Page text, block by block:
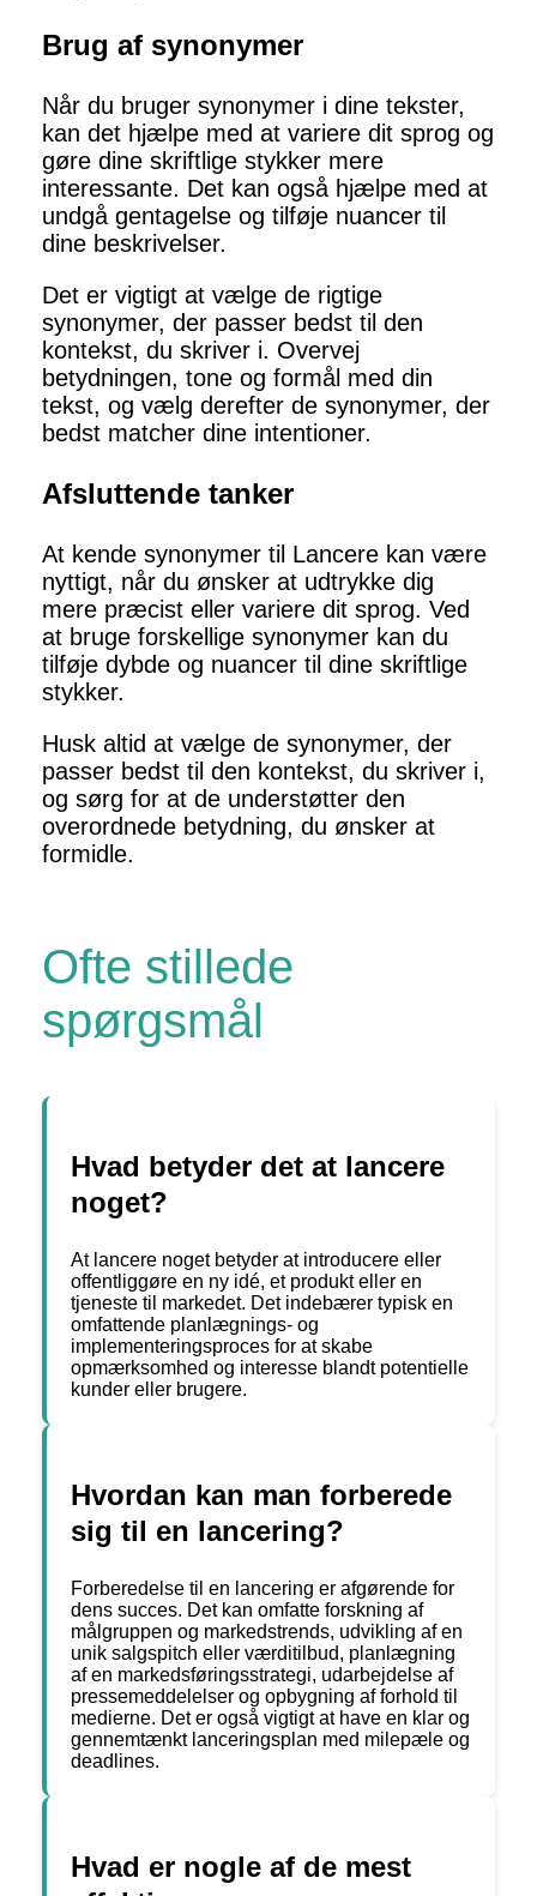
Brug af synonymer
Når du bruger synonymer i dine tekster,
kan det hjælpe med at variere dit sprog og
gøre dine skriftlige stykker mere
interessante. Det kan også hjælpe med at
undgå gentagelse og tilføje nuancer til
dine beskrivelser.
Det er vigtigt at vælge de rigtige
synonymer, der passer bedst til den
kontekst, du skriver i. Overvej
betydningen, tone og formål med din
tekst, og vælg derefter de synonymer, der
bedst matcher dine intentioner.
Afsluttende tanker
At kende synonymer til Lancere kan være
nyttigt, når du ønsker at udtrykke dig
mere præcist eller variere dit sprog. Ved
at bruge forskellige synonymer kan du
tilføje dybde og nuancer til dine skriftlige
stykker.
Husk altid at vælge de synonymer, der
passer bedst til den kontekst, du skriver i,
og sørg for at de understøtter den
overordnede betydning, du ønsker at
formidle.
Ofte stillede
spørgsmål
Hvad betyder det at lancere
noget?
At lancere noget betyder at introducere eller
offentliggøre en ny idé, et produkt eller en
tjeneste til markedet. Det indebærer typisk en
omfattende planlægnings- og
implementeringsproces for at skabe
opmærksomhed og interesse blandt potentielle
kunder eller brugere.
Hvordan kan man forberede
sig til en lancering?
Forberedelse til en lancering er afgørende for
dens succes. Det kan omfatte forskning af
målgruppen og markedstrends, udvikling af en
unik salgspitch eller værditilbud, planlægning
af en markedsføringsstrategi, udarbejdelse af
pressemeddelelser og opbygning af forhold til
medierne. Det er også vigtigt at have en klar og
gennemtænkt lanceringsplan med milepæle og
deadlines.
Hvad er nogle af de mest